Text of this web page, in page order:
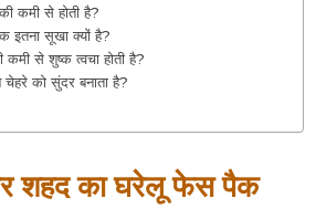
कमी से होती है?
इतना सूखा क्यों है?
कमी से शुष्क त्वचा होती है?
चेहरे को सुंदर बनाता है?
शहद का घरेलू फेस पैक